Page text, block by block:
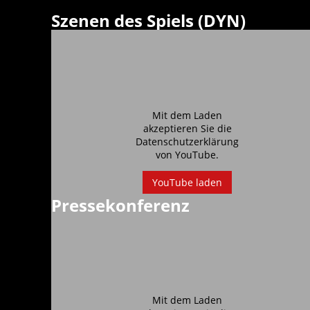
Szenen des Spiels (DYN)
Mit dem Laden
akzeptieren Sie die
Datenschutzerklärung
von YouTube.
YouTube laden
Pressekonferenz
Mit dem Laden